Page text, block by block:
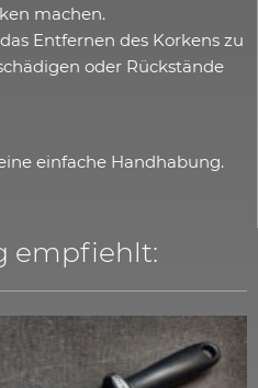
machen.
Entfernen des Korkens zu
oder Rückstände
einfache Handhabung.
empfiehlt: